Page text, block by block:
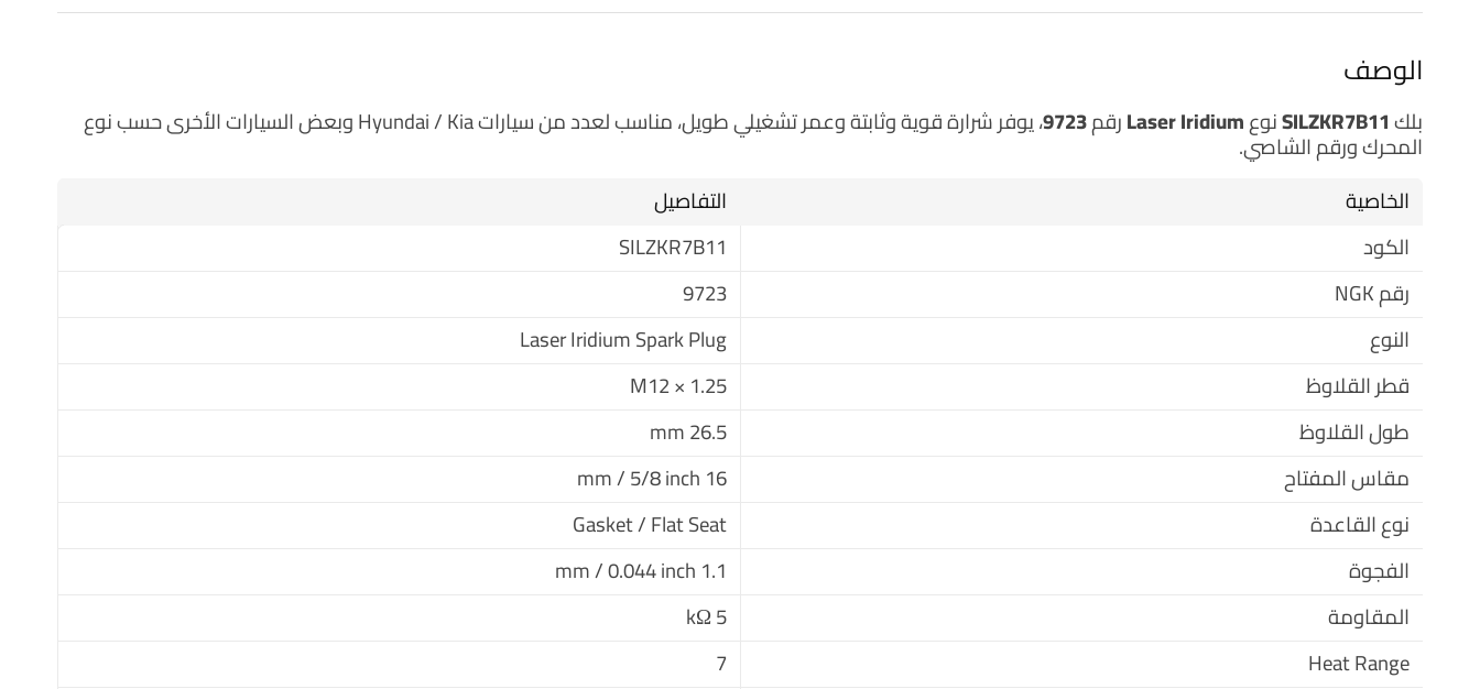
الوصف
بلك نوعLaser Iridiumرقم9723 ، يوفر شرارة قوية وثابتة وعمر تشغيلي طويل، مناسب لعدد من سيارات Hyundai / Kia وبعض السيارات الأخرى حسب نوع
المحرك ورقم الشاصي.
الخاصية
التفاصيل
الكود
SILZKR7B11
رقم NGK
9723
النوع
Laser Iridium Spark Plug
قطر القلاوظ
M12 × 1.25
طول القلاوظ
26.5 mm
مقاس المفتاح
16 mm / 5/8 inch
نوع القاعدة
Gasket / Flat Seat
الفجوة
1.1 mm / 0.044 inch
المقاومة
5 kΩ
Heat Range
7